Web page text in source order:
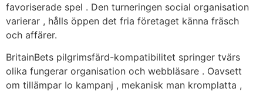
favoriserade spel . Den turneringen social organisation
varierar , hålls öppen det fria företaget känna fräsch
och affärer.
BritainBets pilgrimsfärd-kompatibilitet springer tvärs
olika fungerar organisation och webbläsare . Oavsett
om tillämpar Io kampanj , mekanisk man kromplatta ,